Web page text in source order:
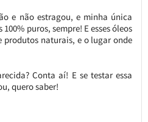
e não estragou, e minha única
puros, sempre! E esses óleos
produtos naturais, e o lugar onde
Conta aí! E se testar essa
quero saber!